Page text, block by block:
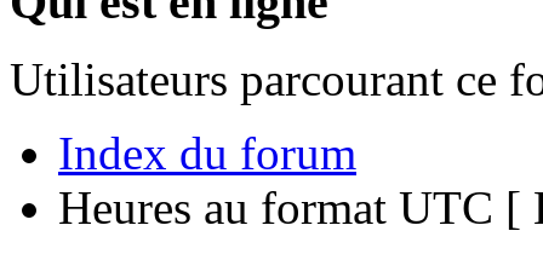
Utilisateurs parcourant ce
Index du forum
Heures au format UTC [